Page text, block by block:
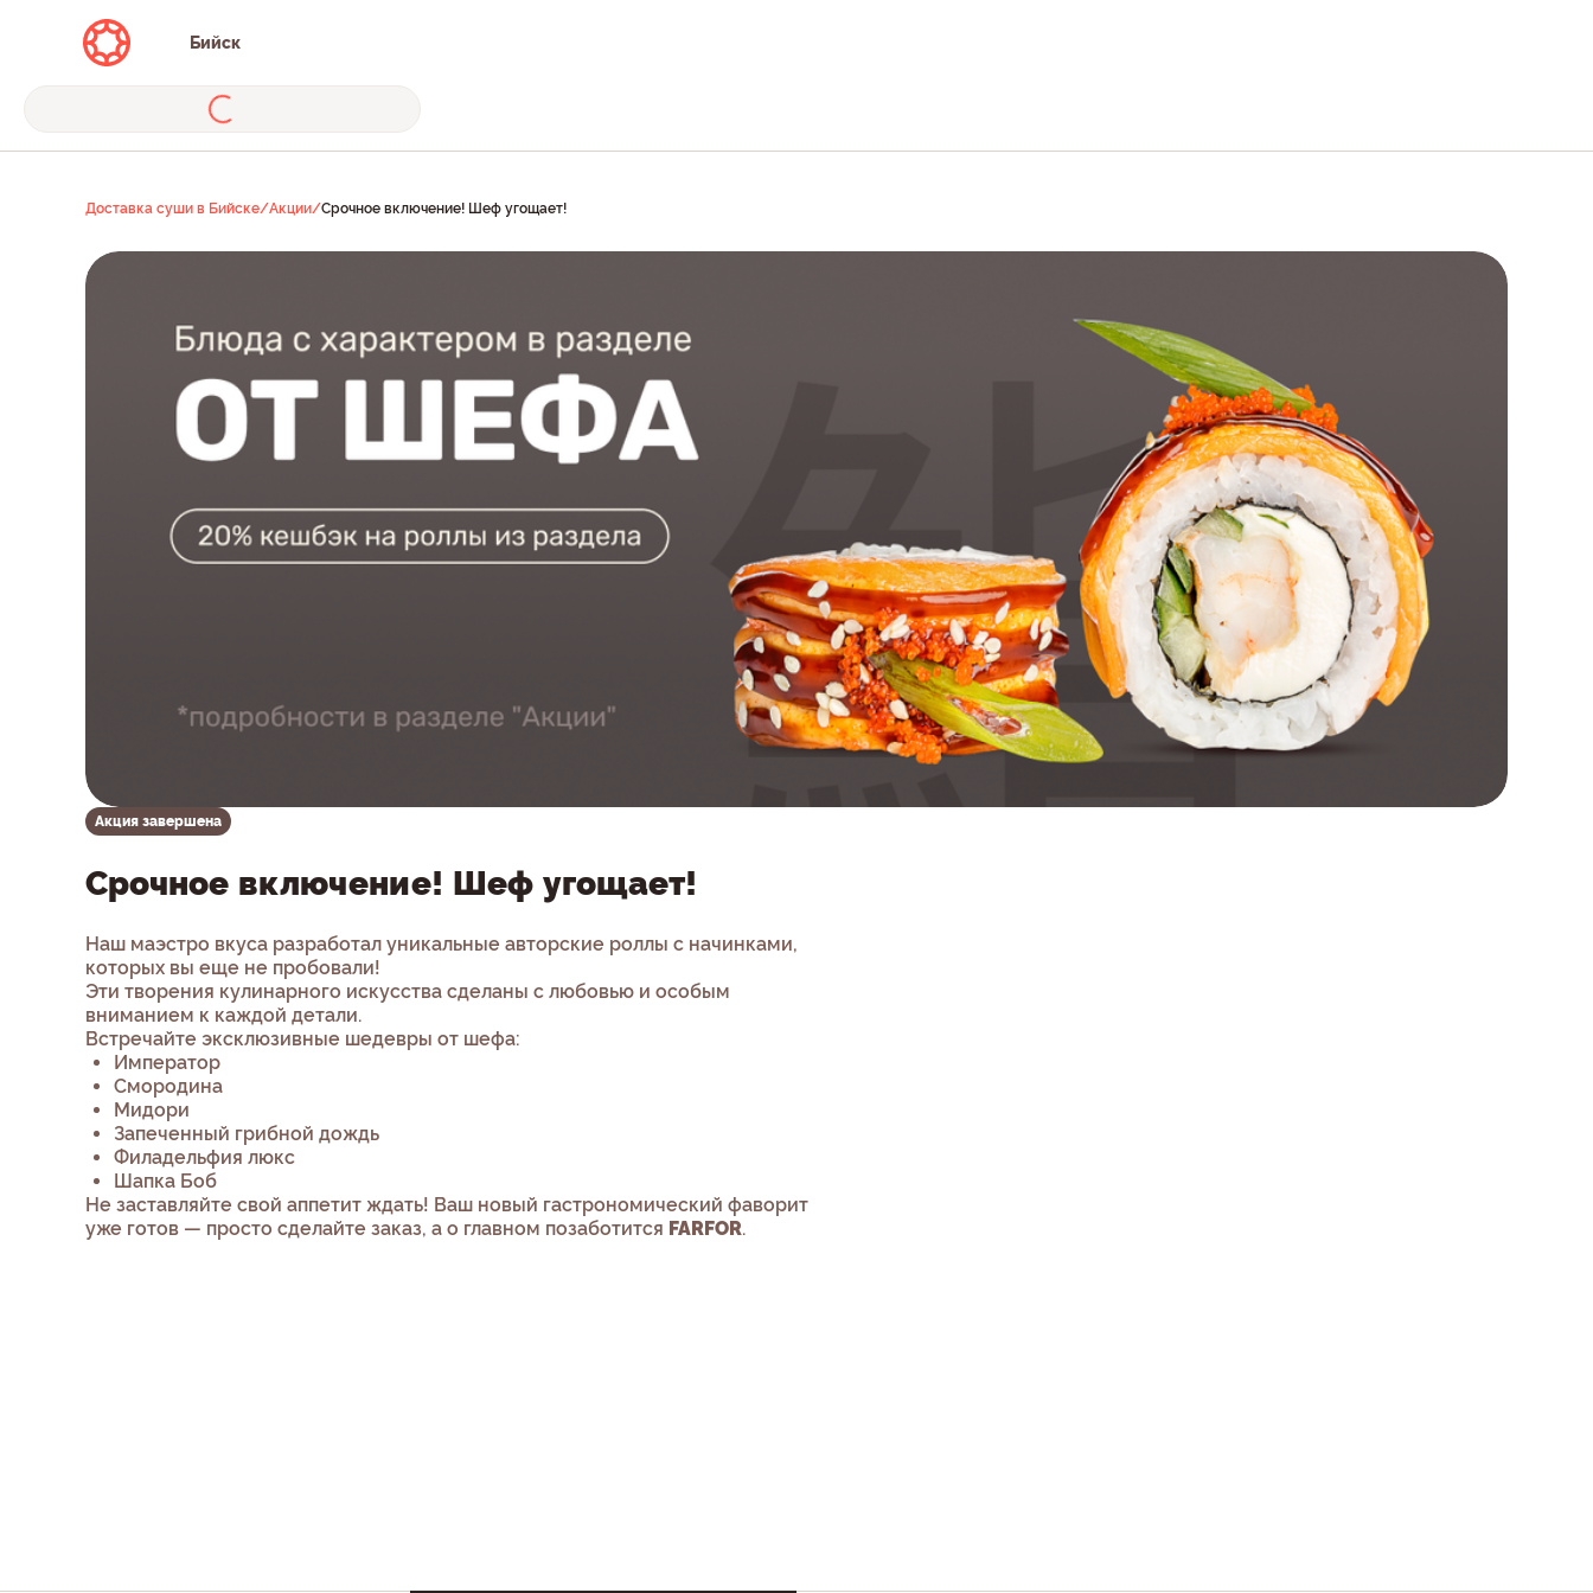
Бийск
Доставка суши в Бийске/Акции/Срочное включение! Шеф угощает!
Акция завершена
Срочное включение! Шеф угощает!
Наш маэстро вкуса разработал уникальные авторские роллы с начинками,
которых вы еще не пробовали!
Эти творения кулинарного искусства сделаны с любовью и особым
вниманием к каждой детали.
Встречайте эксклюзивные шедевры от шефа:
Император
Смородина
Мидори
Запеченный грибной дождь
Филадельфия люкс
Шапка Боб
Не заставляйте свой аппетит ждать! Ваш новый гастрономический фаворит
уже готов — просто сделайте заказ, а о главном позаботится FARFOR.